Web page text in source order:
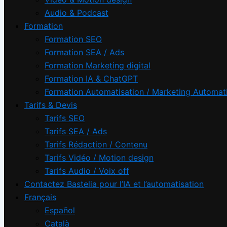
Audio & Podcast
Formation
Formation SEO
Formation SEA / Ads
Formation Marketing digital
Formation IA & ChatGPT
Formation Automatisation / Marketing
Tarifs & Devis
Tarifs SEO
Tarifs SEA / Ads
Tarifs Rédaction / Contenu
Tarifs Vidéo / Motion design
Tarifs Audio / Voix off
Contactez Bastelia pour l’IA et l’automatisation
Français
Español
Català